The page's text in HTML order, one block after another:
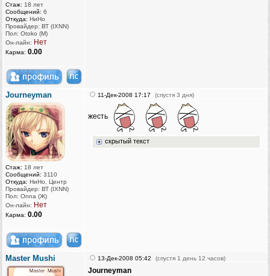
Стаж: 18 лет
Сообщений: 6
Откуда: НиНо
Провайдер: ВТ (IXNN)
Пол: Otoko (M)
Он-лайн: Нет
Карма: 0.00
Journeyman
Стаж: 18 лет
Сообщений: 3110
Откуда: НиНо, Центр
Провайдер: ВТ (IXNN)
Пол: Onna (Ж)
Он-лайн: Нет
Карма: 0.00
11-Дек-2008 17:17 (спустя 3 дня)
жесть
скрытый текст
Master Mushi 13-Дек-2008 05:42 (спустя 1 день 12 часов)
Journeyman